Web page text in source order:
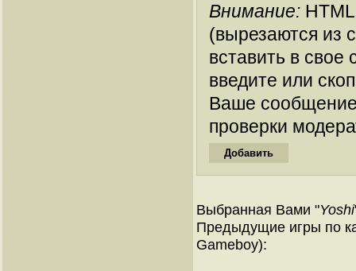
Внимание:
(вырезаются из
вставить в
введите или
Ваше
проверки
Выбранная Вами "Yoshi
Предыдущие игры по
Gameboy):